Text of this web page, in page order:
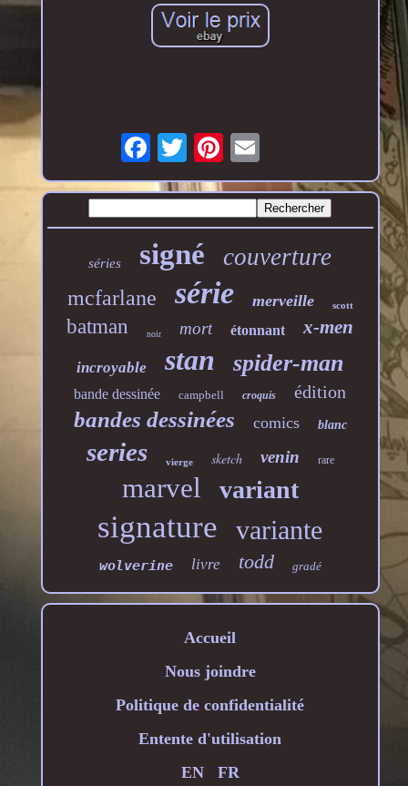
séries signé couverture
mcfarlane série merveille scott
batman noir mort étonnant x-men
incroyable stan spider-man
bande dessinée campbell croquis édition
bandes dessinées comics blanc
series vierge sketch venin rare
marvel variant
signature variante
wolverine livre todd gradé
Accueil
Nous joindre
Politique de confidentialité
Entente d'utilisation
EN
FR